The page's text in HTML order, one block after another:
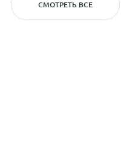
СМОТРЕТЬ ВСЕ